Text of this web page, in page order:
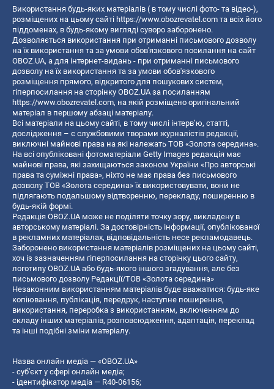
Використання будь-яких матеріалів ( в тому числі фото- та відео-),
розміщених на цьому сайті https://www.obozrevatel.com та всіх його
піддоменах, в будь-якому вигляді суворо заборонено.
Дозволяється використання при отриманні письмового дозволу
на їх використання та за умови обов'язкового посилання на сайт
OBOZ.UA, а для інтернет-видань - при отриманні письмового
дозволу на їх використання та за умови обов'язкового
розміщення прямого, відкритого для пошукових систем,
гіперпосилання на сторінку OBOZ.UA за посиланням
https://www.obozrevatel.com, на якій розміщено оригінальний
матеріал в першому абзаці матеріалу.
Всі матеріали на цьому сайті, в тому числі інтерв’ю, статті,
дослідження – є службовими творами журналістів редакції,
виключні майнові права на які належать ТОВ «Золота середина».
На всі опубліковані фотоматеріали Getty Images редакція має
майнові права, які захищаються законом України «Про авторські
права та суміжні права», ніхто не має права без письмового
дозволу ТОВ «Золота середина» їх використовувати, вони не
підлягають подальшому відтворенню, перекладу, поширенню в
будь-якій формі.
Редакція OBOZ.UA може не поділяти точку зору, викладену в
авторському матеріалі. За достовірність інформації, опублікованої
в рекламних матеріалах, відповідальність несе рекламодавець.
Заборонено використання матеріалів розміщених на цьому сайті,
хоч із зазначенням гіперпосилання на сторінку цього сайту,
логотипу OBOZ.UA або будь-якого іншого згадування, але без
письмового дозволу Редакції/ТОВ «Золота середина»
Незаконним використанням матеріалів буде вважатися: будь-яке
копiювання, публiкацiя, передрук, наступне поширення,
використання, переробка з використанням, включенням до
складу інших матеріалів, розповсюдження, адаптація, переклад
та інші подібні зміни матеріалу.
Назва онлайн медіа — «OBOZ.UA»
- суб'єкт у сфері онлайн медіа;
- ідентифікатор медіа — R40-06156;